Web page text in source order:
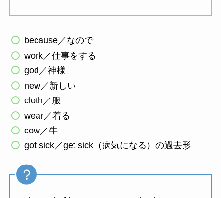
because／なので
work／仕事をする
god／神様
new／新しい
cloth／服
wear／着る
cow／牛
got sick／get sick（病気になる）の過去形